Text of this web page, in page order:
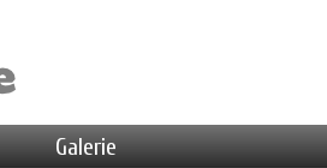
Galerie